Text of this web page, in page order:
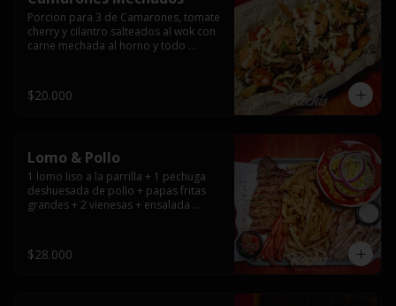
Porcion para 3 de Camarones, tomate
cherry y cilantro salteados al wok con
carne mechada al horno y todo
casera.
$20.000
Lomo & Pollo
1 lomo liso a la parrilla + 1 pechuga
deshuesada de pollo + papas fritas
grandes + 2 vienesas + ensalada
$28.000